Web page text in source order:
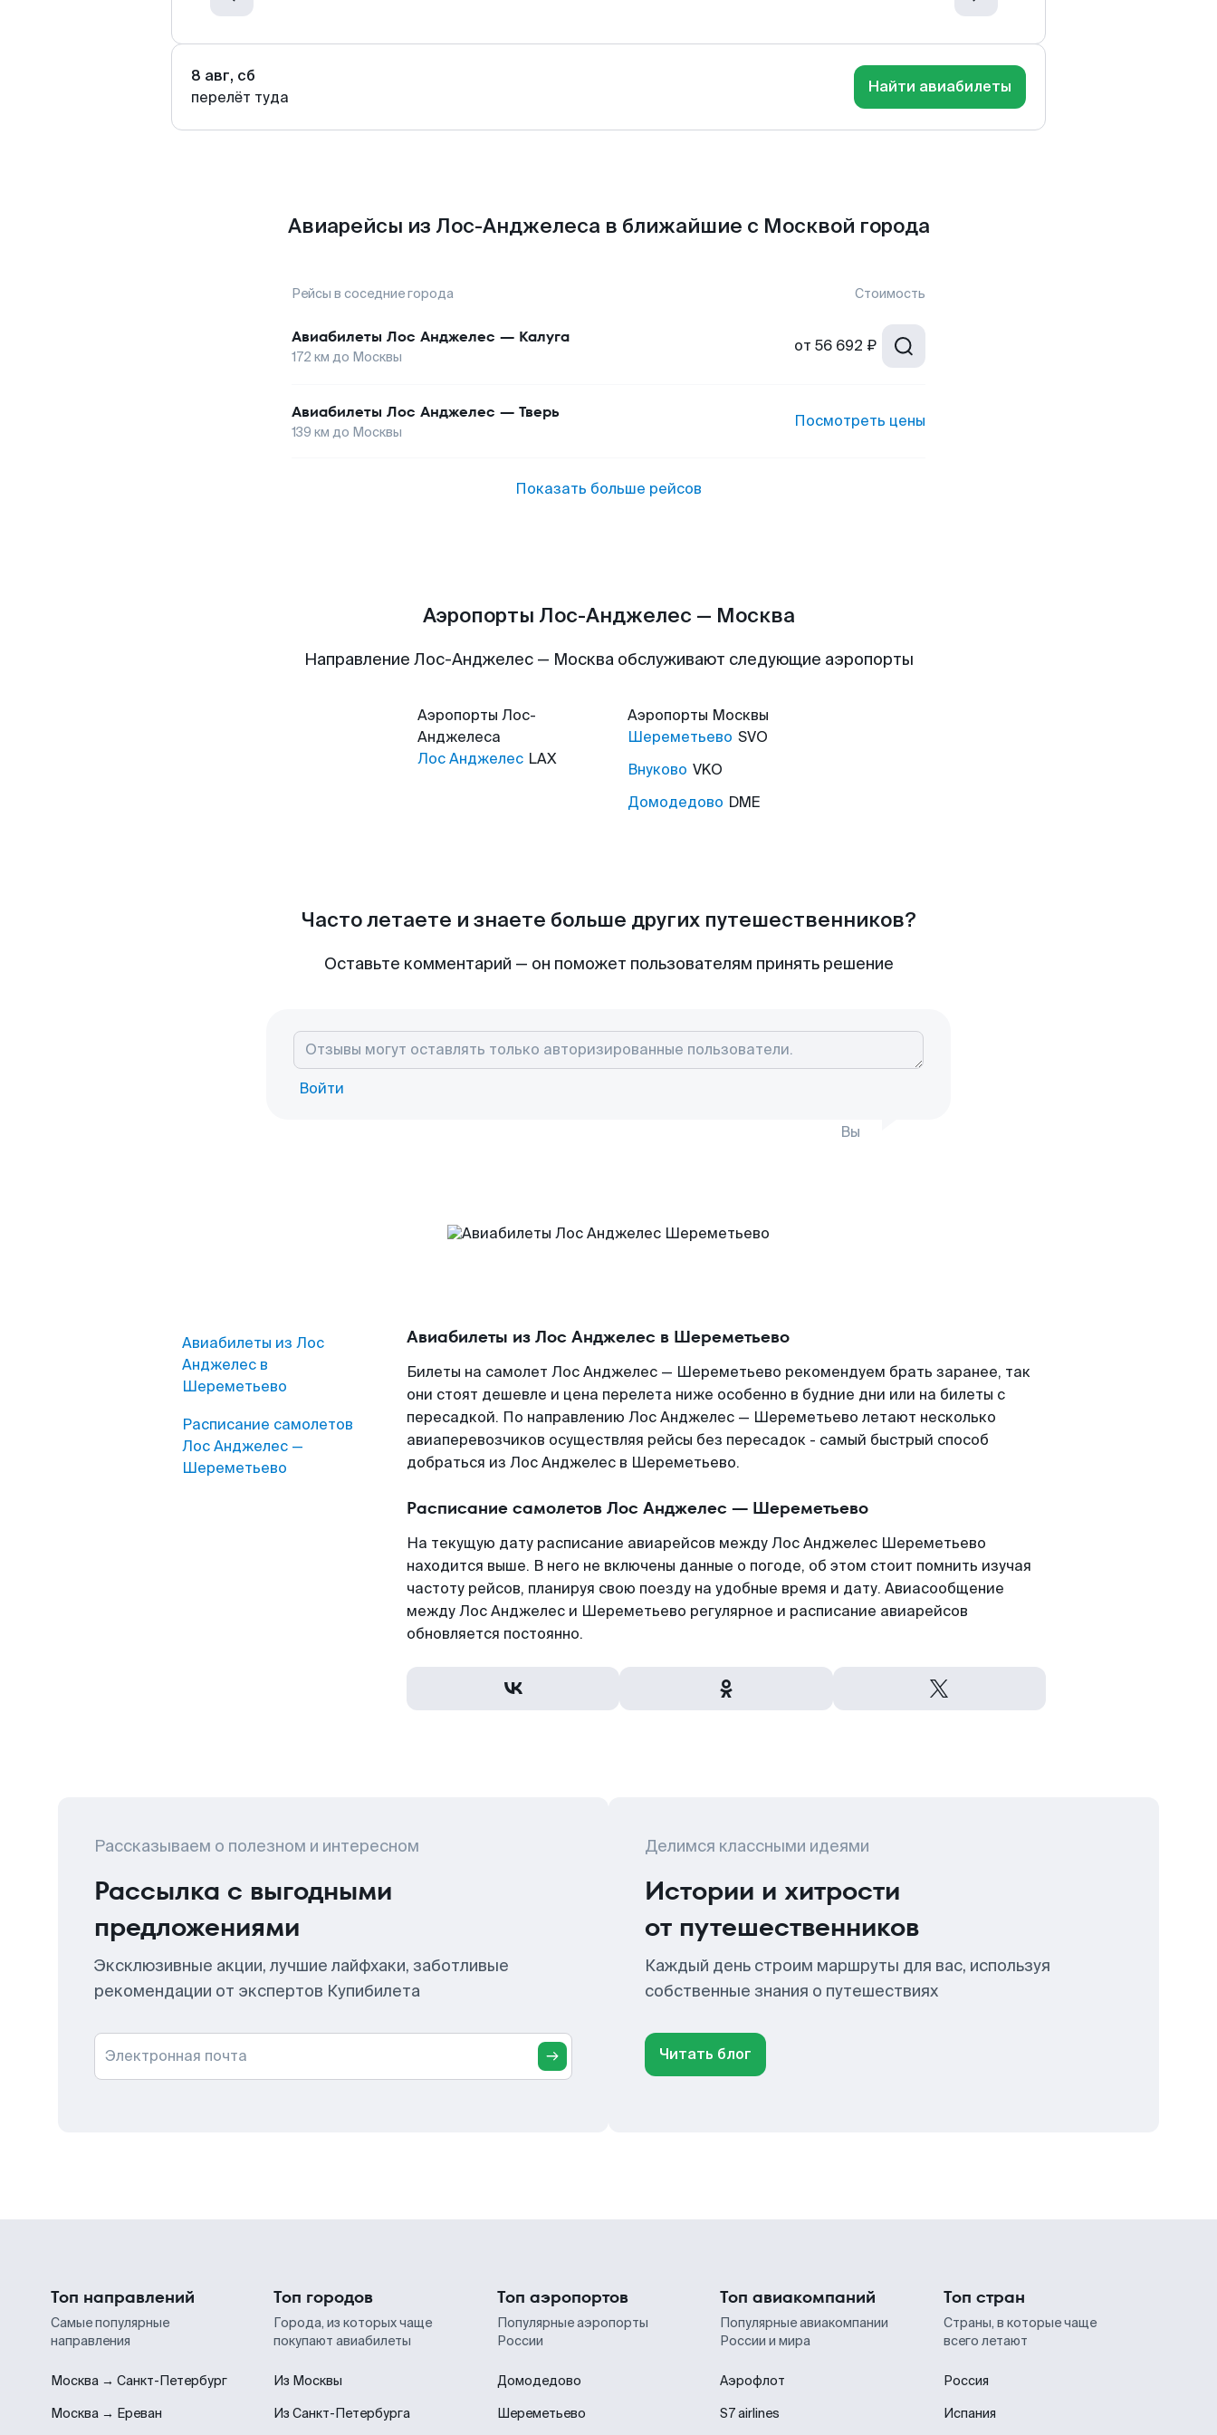
8 авг, сб
перелёт туда
Найти авиабилеты
Авиарейсы из Лос-Анджелеса в ближайшие с Москвой города
Рейсы в соседние города Стоимость
Авиабилеты Лос Анджелес — Калуга
172 км до Москвы
от 56 692 ₽
Авиабилеты Лос Анджелес — Тверь
139 км до Москвы
Посмотреть цены
Показать больше рейсов
Аэропорты Лос-Анджелес — Москва
Направление Лос-Анджелес — Москва обслуживают следующие аэропорты
Аэропорты Лос-
Анджелеса
Лос Анджелес LAX
Аэропорты Москвы
Шереметьево SVO
Внуково VKO
Домодедово DME
Часто летаете и знаете больше других путешественников?
Оставьте комментарий — он поможет пользователям принять решение
Войти
Вы
Авиабилеты из Лос
Анджелес в
Шереметьево
Расписание самолетов
Лос Анджелес —
Шереметьево
Авиабилеты из Лос Анджелес в Шереметьево
Билеты на самолет Лос Анджелес — Шереметьево рекомендуем брать заранее, так
они стоят дешевле и цена перелета ниже особенно в будние дни или на билеты с
пересадкой. По направлению Лос Анджелес — Шереметьево летают несколько
авиаперевозчиков осуществляя рейсы без пересадок - самый быстрый способ
добраться из Лос Анджелес в Шереметьево.
Расписание самолетов Лос Анджелес — Шереметьево
На текущую дату расписание авиарейсов между Лос Анджелес Шереметьево
находится выше. В него не включены данные о погоде, об этом стоит помнить изучая
частоту рейсов, планируя свою поезду на удобные время и дату. Авиасообщение
между Лос Анджелес и Шереметьево регулярное и расписание авиарейсов
обновляется постоянно.
Рассказываем о полезном и интересном
Рассылка с выгодными
предложениями
Эксклюзивные акции, лучшие лайфхаки, заботливые
рекомендации от экспертов Купибилета
Электронная почта
Делимся классными идеями
Истории и хитрости
от путешественников
Каждый день строим маршруты для вас, используя
собственные знания о путешествиях
Читать блог
Топ направлений
Самые популярные
направления
Москва → Санкт-Петербург
Москва → Ереван
Топ городов
Города, из которых чаще
покупают авиабилеты
Из Москвы
Из Санкт-Петербурга
Топ аэропортов
Популярные аэропорты
России
Домодедово
Шереметьево
Топ авиакомпаний
Популярные авиакомпании
России и мира
Аэрофлот
S7 airlines
Топ стран
Страны, в которые чаще
всего летают
Россия
Испания